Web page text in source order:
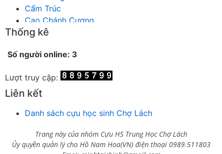
Cẩm Trúc
Cao Chánh Cương
Cao Nhật Quyên
Chích Chị
Chu Trầm Nguyên Minh
Cò Bằng
Công Bình
Công Minh
Dang Chi
Thống kê
Số người online: 3
Lượt truy cập:
Liên kết
Danh sách cựu học sinh Chợ Lách
Trang này của nhóm Cựu HS Trung Học Chợ Lách
Ủy quyền quản lý cho Hồ Nam Hoa(VN) điện thoại 0989.511803